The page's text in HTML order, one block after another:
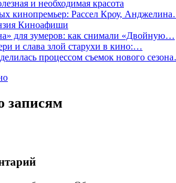
и необходимая красота
кинопремьер: Рассел Кроу,
Киноафиши
для зумеров: как снимали «Двойную…
и слава злой старухи в кино:…
процессом съемок нового
записям